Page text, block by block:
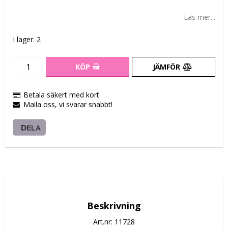
Läs mer...
I lager: 2
KÖP JÄMFÖR
Betala säkert med kort
Maila oss, vi svarar snabbt!
DELA
Beskrivning
Art.nr: 11728